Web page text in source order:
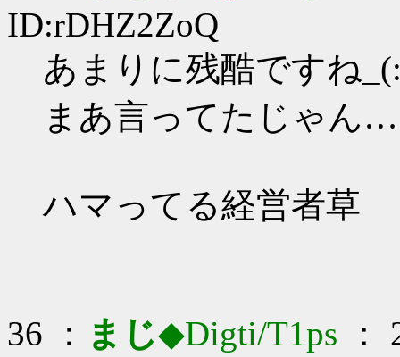
ID:rDHZ2ZoQ
あまりに残酷ですね
まあ言ってたじゃん…
ハマってる経営者草
36 ： まじ◆Digti/T1ps ：